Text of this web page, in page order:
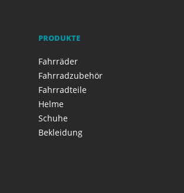
PRODUKTE
Fahrräder
Fahrradzubehör
Fahrradteile
Helme
Schuhe
Bekleidung